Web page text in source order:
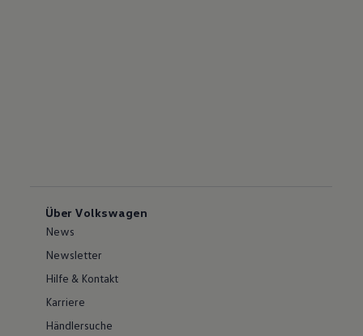
Über Volkswagen
News
Newsletter
Hilfe & Kontakt
Karriere
Händlersuche